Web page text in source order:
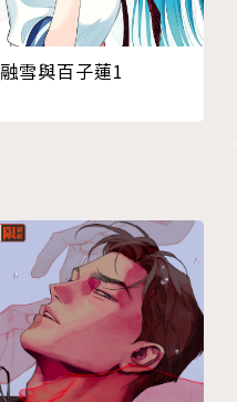
融雪與百子蓮1